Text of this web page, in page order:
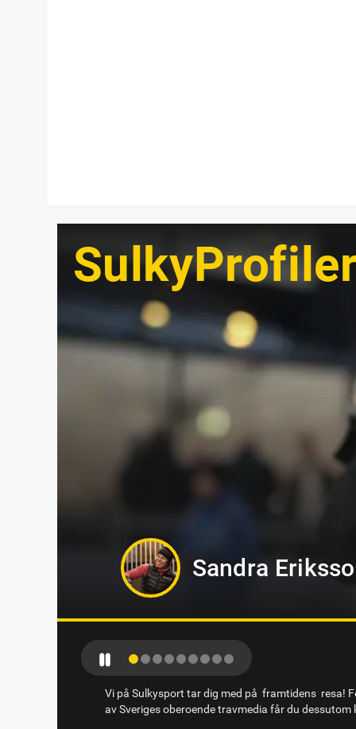
Oskar Kylin
Vi på Sulkysport tar dig med på framtidens resa!
av Sveriges oberoende travmedia får du